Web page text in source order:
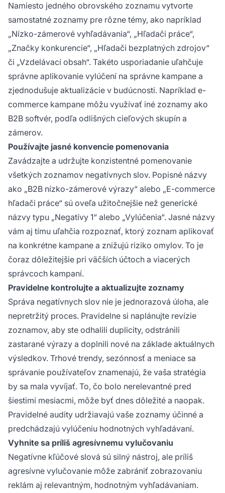
Namiesto jedného obrovského zoznamu vytvorte
samostatné zoznamy pre rôzne témy, ako napríklad
„Nízko-zámerové vyhľadávania“, „Hľadači práce“,
„Značky konkurencie“, „Hľadači bezplatných zdrojov“
či „Vzdelávací obsah“. Takéto usporiadanie uľahčuje
správne aplikovanie vylúčení na správne kampane a
zjednodušuje aktualizácie v budúcnosti. Napríklad e-
commerce kampane môžu využívať iné zoznamy ako
B2B softvér, podľa odlišných cieľových skupín a
zámerov.
Používajte jasné konvencie pomenovania
Zavádzajte a udržujte konzistentné pomenovanie
všetkých zoznamov negatívnych slov. Popisné názvy
ako „B2B nízko-zámerové výrazy“ alebo „E-commerce
hľadači práce“ sú oveľa užitočnejšie než generické
názvy typu „Negatívy 1“ alebo „Vylúčenia“. Jasné názvy
vám aj tímu uľahčia rozpoznať, ktorý zoznam aplikovať
na konkrétne kampane a znižujú riziko omylov. To je
čoraz dôležitejšie pri väčších účtoch a viacerých
správcoch kampaní.
Pravidelne kontrolujte a aktualizujte zoznamy
Správa negatívnych slov nie je jednorazová úloha, ale
nepretržitý proces. Pravidelne si naplánujte revízie
zoznamov, aby ste odhalili duplicity, odstránili
zastarané výrazy a doplnili nové na základe aktuálnych
výsledkov. Trhové trendy, sezónnosť a meniace sa
správanie používateľov znamenajú, že vaša stratégia
by sa mala vyvíjať. To, čo bolo nerelevantné pred
šiestimi mesiacmi, môže byť dnes dôležité a naopak.
Pravidelné audity udržiavajú vaše zoznamy účinné a
predchádzajú vylúčeniu hodnotných vyhľadávaní.
Vyhnite sa príliš agresívnemu vylučovaniu
Negatívne kľúčové slová sú silný nástroj, ale príliš
agresívne vylučovanie môže zabrániť zobrazovaniu
reklám aj relevantným, hodnotným vyhľadávaniam.